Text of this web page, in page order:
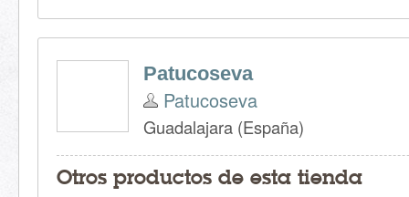
Patucoseva
Patucoseva
Guadalajara (España)
Otros productos de esta tienda